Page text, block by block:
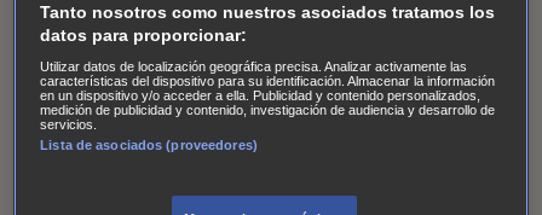
Ladrón de guante blanco Hannibal Daños y Perjuicios
AXN Masters of Sex Three Pines
Nevers Crossing Lines Einstein Sobrenatural Cómo
defender a un asesino Castle Hospital de Campaña
Magpie Murders Blindspot
Wild Bill Mentes Criminales
Tanto nosotros como nuestros asociados tratamos los
datos para proporcionar:
Utilizar datos de localización geográfica precisa. Analizar activamente las
características del dispositivo para su identificación. Almacenar la información
en un dispositivo y/o acceder a ella. Publicidad y contenido personalizados,
medición de publicidad y contenido, investigación de audiencia y desarrollo de
servicios.
Lista de asociados (proveedores)